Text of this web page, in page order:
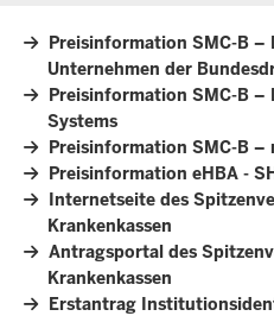
Preisinformation SMC-B –
Unternehmen der
Preisinformation SMC-B –
Systems
Preisinformation SMC-B –
Preisinformation eHBA -
Internetseite des
Krankenkassen
Antragsportal des
Krankenkassen
Erstantrag